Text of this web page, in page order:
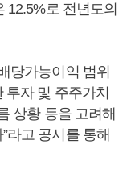
12.5%로 전년도의
당가능이익 범위
자 및 주주가치
상황 등을 고려해
라고 공시를 통해